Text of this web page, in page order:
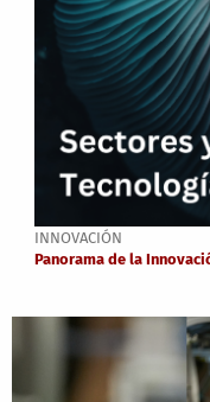
INNOVACIÓN
Panorama de la